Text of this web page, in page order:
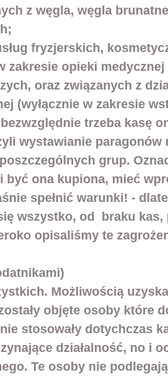
z węgla, węgla
fryzjerskich,
zakresie opieki
oraz związanych z
(wyłącznie w zakresie
trzeba kasę
wystawianie paragonów
grup.
ona kupiona, mieć
spełnić warunki! -
wszystko, od  braku kas,
opisaliśmy te
Możliwością
objęte osoby które
stosowały dotychczas
działalność, no i
Te osoby nie